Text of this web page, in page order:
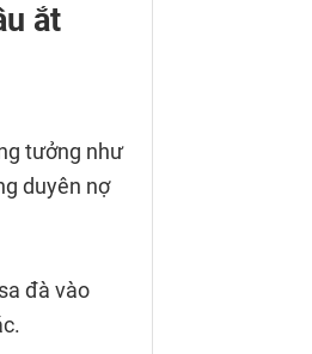
ắt
tưởng như
duyên nợ
đà vào